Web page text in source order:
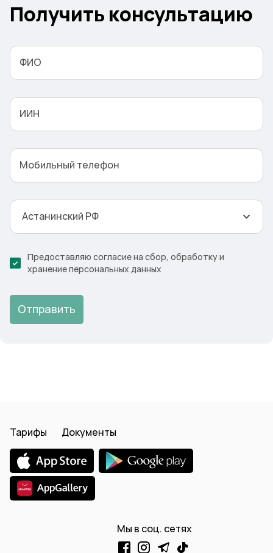
3
Получить консультацию
ФИО
ИИН
Мобильный телефон
Астанинский РФ
Предоставляю согласие на сбор, обработку и
хранение персональных данных
Отправить
Тарифы Документы
Мы в соц. сетях